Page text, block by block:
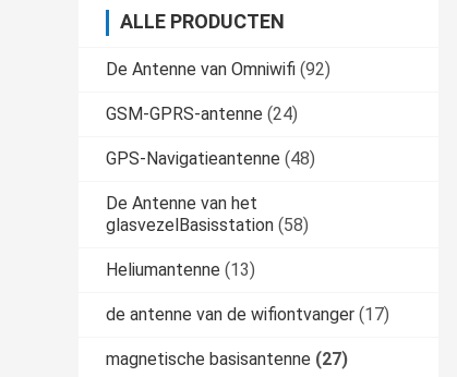
ALLE PRODUCTEN
De Antenne van Omniwifi (92)
GSM-GPRS-antenne (24)
GPS-Navigatieantenne (48)
De Antenne van het
glasvezelBasisstation (58)
Heliumantenne (13)
de antenne van de wifiontvanger (17)
magnetische basisantenne (27)